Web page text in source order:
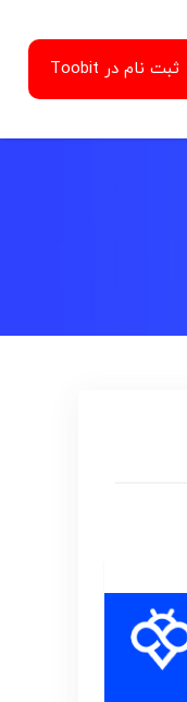
ثبت نام در Toobit